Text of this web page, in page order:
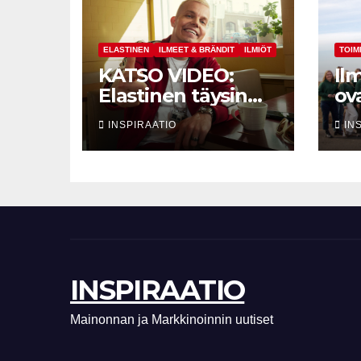
ELASTINEN ILMEET & BRÄNDIT ILMIÖT
KATSO VIDEO:
Elastinen täysin
uudessa roolissa –
johdon
hymyneuvonantaj
INSPIRAATIO
INSPIRAATIO
Mainonnan ja Markkinoinnin uutiset